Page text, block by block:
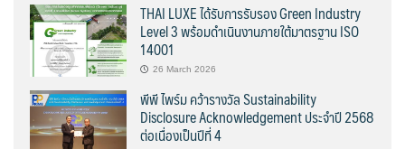
THAI LUXE ได้รับการรับรอง Green Industry
Level 3 พร้อมดำเนินงานภายใต้มาตรฐาน ISO
14001
26 March 2026
พีพี ไพร์ม คว้ารางวัล Sustainability
Disclosure Acknowledgement ประจำปี 2568
ต่อเนื่องเป็นปีที่ 4